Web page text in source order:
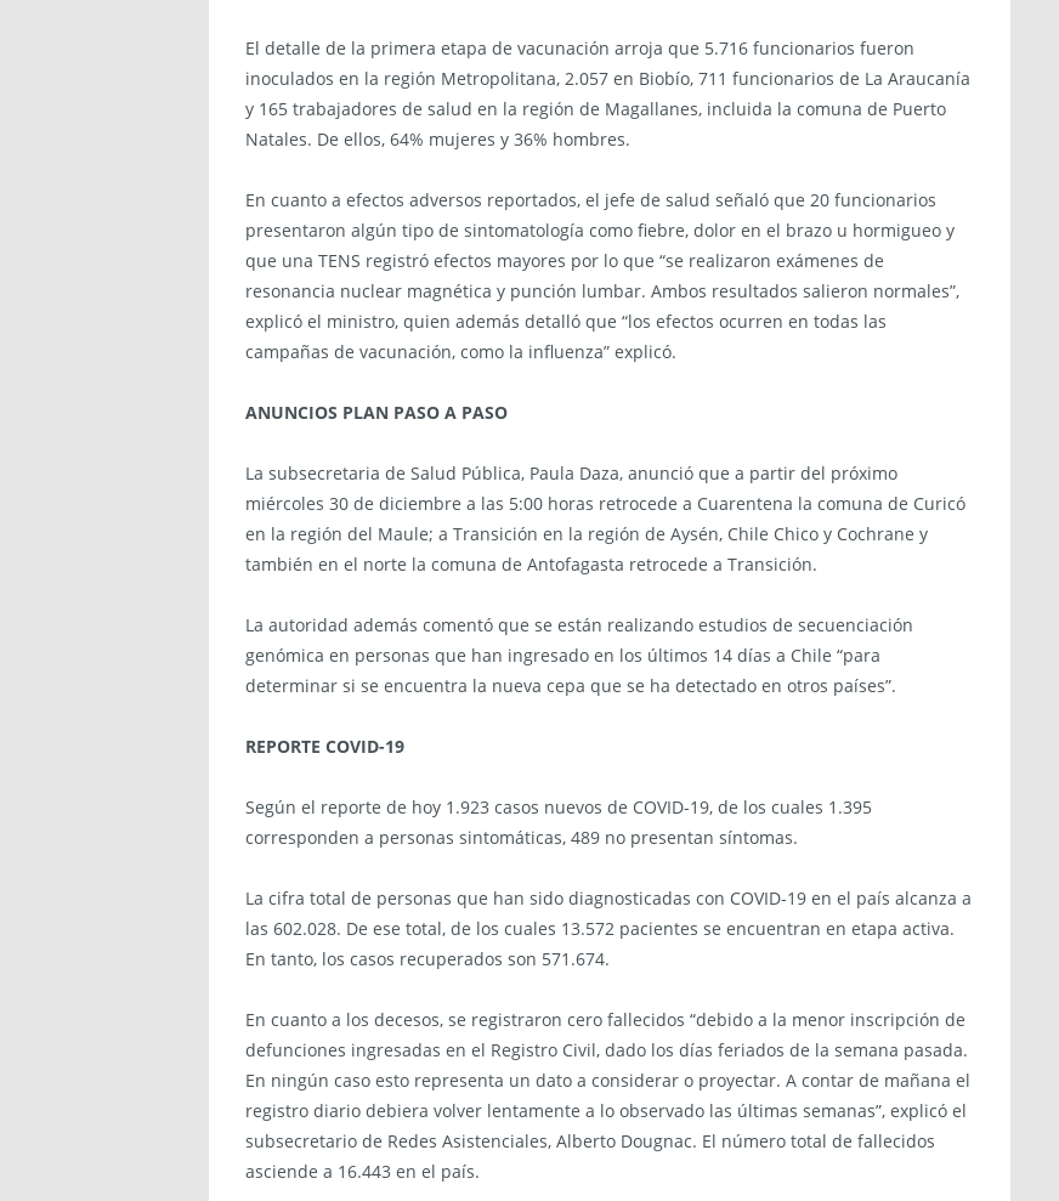
El detalle de la primera etapa de vacunación arroja que 5.716 funcionarios fueron
inoculados en la región Metropolitana, 2.057 en Biobío, 711 funcionarios de La Araucanía
y 165 trabajadores de salud en la región de Magallanes, incluida la comuna de Puerto
Natales. De ellos, 64% mujeres y 36% hombres.
En cuanto a efectos adversos reportados, el jefe de salud señaló que 20 funcionarios
presentaron algún tipo de sintomatología como fiebre, dolor en el brazo u hormigueo y
que una TENS registró efectos mayores por lo que “se realizaron exámenes de
resonancia nuclear magnética y punción lumbar. Ambos resultados salieron normales”,
explicó el ministro, quien además detalló que “los efectos ocurren en todas las
campañas de vacunación, como la influenza” explicó.
ANUNCIOS PLAN PASO A PASO
La subsecretaria de Salud Pública, Paula Daza, anunció que a partir del próximo
miércoles 30 de diciembre a las 5:00 horas retrocede a Cuarentena la comuna de Curicó
en la región del Maule; a Transición en la región de Aysén, Chile Chico y Cochrane y
también en el norte la comuna de Antofagasta retrocede a Transición.
La autoridad además comentó que se están realizando estudios de secuenciación
genómica en personas que han ingresado en los últimos 14 días a Chile “para
determinar si se encuentra la nueva cepa que se ha detectado en otros países”.
REPORTE COVID-19
Según el reporte de hoy 1.923 casos nuevos de COVID-19, de los cuales 1.395
corresponden a personas sintomáticas, 489 no presentan síntomas.
La cifra total de personas que han sido diagnosticadas con COVID-19 en el país alcanza a
las 602.028. De ese total, de los cuales 13.572 pacientes se encuentran en etapa activa.
En tanto, los casos recuperados son 571.674.
En cuanto a los decesos, se registraron cero fallecidos “debido a la menor inscripción de
defunciones ingresadas en el Registro Civil, dado los días feriados de la semana pasada.
En ningún caso esto representa un dato a considerar o proyectar. A contar de mañana el
registro diario debiera volver lentamente a lo observado las últimas semanas”, explicó el
subsecretario de Redes Asistenciales, Alberto Dougnac. El número total de fallecidos
asciende a 16.443 en el país.